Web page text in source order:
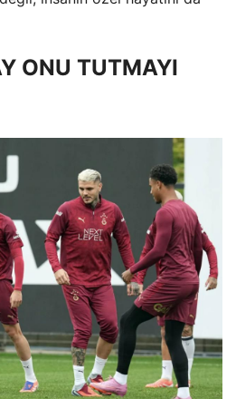
ONU TUTMAYI